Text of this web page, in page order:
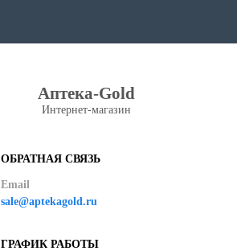
Аптека-Gold
Интернет-магазин
ОБРАТНАЯ СВЯЗЬ
Email
sale@aptekagold.ru
ГРАФИК РАБОТЫ